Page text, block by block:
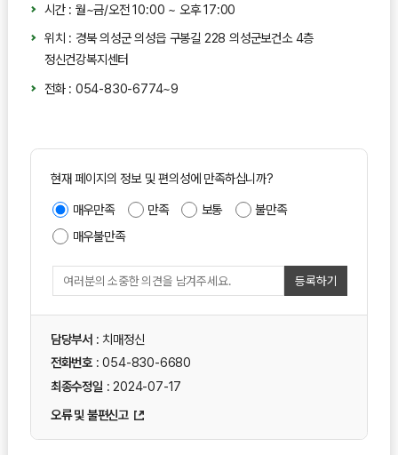
시간 : 월~금/오전 10:00 ~ 오후 17:00
위치 : 경북 의성군 의성읍 구봉길 228 의성군보건소 4층
정신건강복지센터
전화 : 054-830-6774~9
현재 페이지의 정보 및 편의성에 만족하십니까?
매우만족 만족 보통
불만족
매우불만족
등록하기
담당부서: 치매정신
전화번호: 054-830-6680
최종수정일 : 2024-07-17
오류 및 불편신고